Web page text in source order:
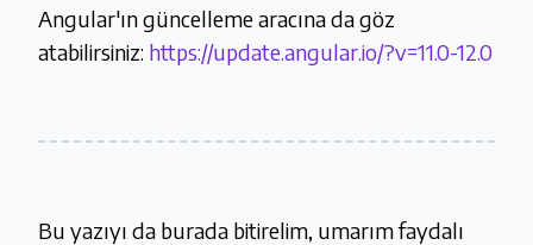
Angular'ın güncelleme aracına da göz
atabilirsiniz: https://update.angular.io/?v=11.0-12.0
Bu yazıyı da burada bitirelim, umarım faydalı